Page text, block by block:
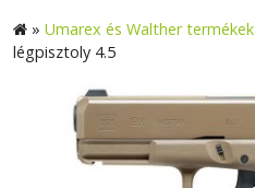
» Umarex és Walther termékek
légpisztoly 4.5